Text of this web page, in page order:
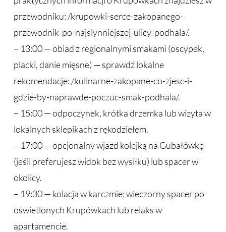
przewodniku: /krupowki-serce-zakopanego-
przewodnik-po-najslynniejszej-ulicy-podhala/.
– 13:00 — obiad z regionalnymi smakami (oscypek,
placki, danie mięsne) — sprawdź lokalne
rekomendacje: /kulinarne-zakopane-co-zjesc-i-
gdzie-by-naprawde-poczuc-smak-podhala/.
– 15:00 — odpoczynek, krótka drzemka lub wizyta w
lokalnych sklepikach z rękodziełem.
– 17:00 — opcjonalny wjazd kolejką na Gubałówkę
(jeśli preferujesz widok bez wysiłku) lub spacer w
okolicy.
– 19:30 — kolacja w karczmie; wieczorny spacer po
oświetlonych Krupówkach lub relaks w
apartamencie.